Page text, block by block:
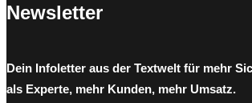
Newsletter
Dein Infoletter aus der Textwelt für mehr
als Experte, mehr Kunden, mehr Umsatz.